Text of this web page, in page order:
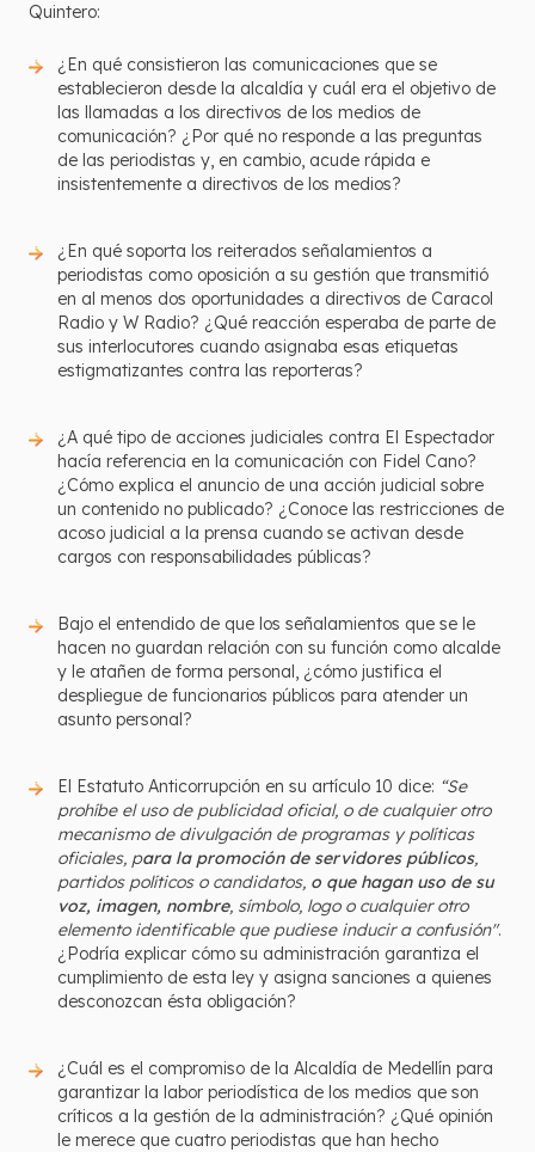
Quintero:
¿En qué consistieron las comunicaciones que se
establecieron desde la alcaldía y cuál era el objetivo de
las llamadas a los directivos de los medios de
comunicación? ¿Por qué no responde a las preguntas
de las periodistas y, en cambio, acude rápida e
insistentemente a directivos de los medios?
¿En qué soporta los reiterados señalamientos a
periodistas como oposición a su gestión que transmitió
en al menos dos oportunidades a directivos de Caracol
Radio y W Radio? ¿Qué reacción esperaba de parte de
sus interlocutores cuando asignaba esas etiquetas
estigmatizantes contra las reporteras?
¿A qué tipo de acciones judiciales contra El Espectador
hacía referencia en la comunicación con Fidel Cano?
¿Cómo explica el anuncio de una acción judicial sobre
un contenido no publicado? ¿Conoce las restricciones de
acoso judicial a la prensa cuando se activan desde
cargos con responsabilidades públicas?
Bajo el entendido de que los señalamientos que se le
hacen no guardan relación con su función como alcalde
y le atañen de forma personal, ¿cómo justifica el
despliegue de funcionarios públicos para atender un
asunto personal?
El Estatuto Anticorrupción en su artículo 10 dice: “Se
prohíbe el uso de publicidad oficial, o de cualquier otro
mecanismo de divulgación de programas y políticas
oficiales, para la promoción de servidores públicos,
partidos políticos o candidatos, o que hagan uso de su
voz, imagen, nombre, símbolo, logo o cualquier otro
elemento identificable que pudiese inducir a confusión".
¿Podría explicar cómo su administración garantiza el
cumplimiento de esta ley y asigna sanciones a quienes
desconozcan ésta obligación?
¿Cuál es el compromiso de la Alcaldía de Medellín para
garantizar la labor periodística de los medios que son
críticos a la gestión de la administración? ¿Qué opinión
le merece que cuatro periodistas que han hecho